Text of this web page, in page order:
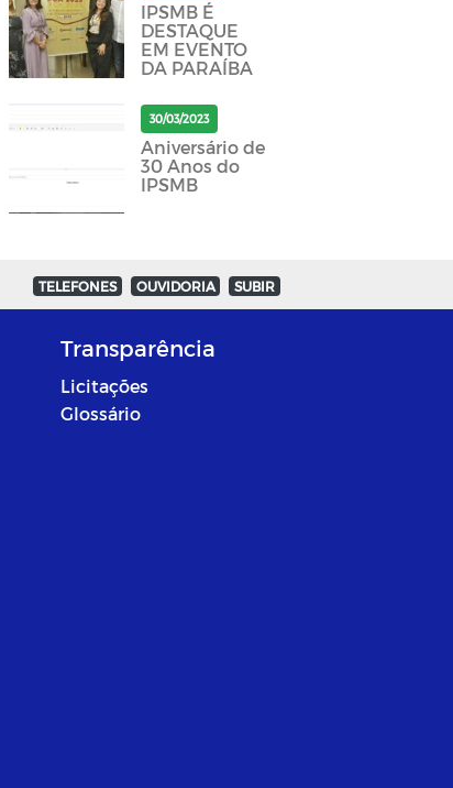
IPSMB É
DESTAQUE
EM EVENTO
DA PARAÍBA
30/03/2023
Aniversário de
30 Anos do
IPSMB
TELEFONES OUVIDORIA SUBIR
Transparência
Licitações
Glossário